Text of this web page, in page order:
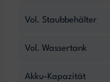
Vol. Staubbehälter
Vol. Wassertank
Akku-Kapazität